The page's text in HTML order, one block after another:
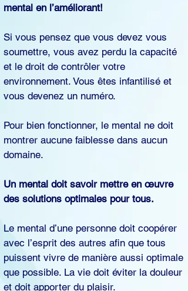
mental en l’améliorant!
Si vous pensez que vous devez vous
soumettre, vous avez perdu la capacité
et le droit de contrôler votre
environnement. Vous êtes infantilisé et
vous devenez un numéro.
Pour bien fonctionner, le mental ne doit
montrer aucune faiblesse dans aucun
domaine.
Un mental doit savoir mettre en œuvre
des solutions optimales pour tous.
Le mental d’une personne doit coopérer
avec l’esprit des autres afin que tous
puissent vivre de manière aussi optimale
que possible. La vie doit éviter la douleur
et doit apporter du plaisir.